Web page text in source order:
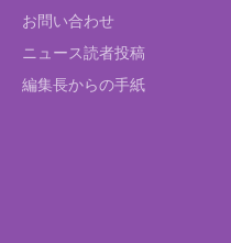
お問い合わせ
ニュース読者投稿
編集長からの手紙